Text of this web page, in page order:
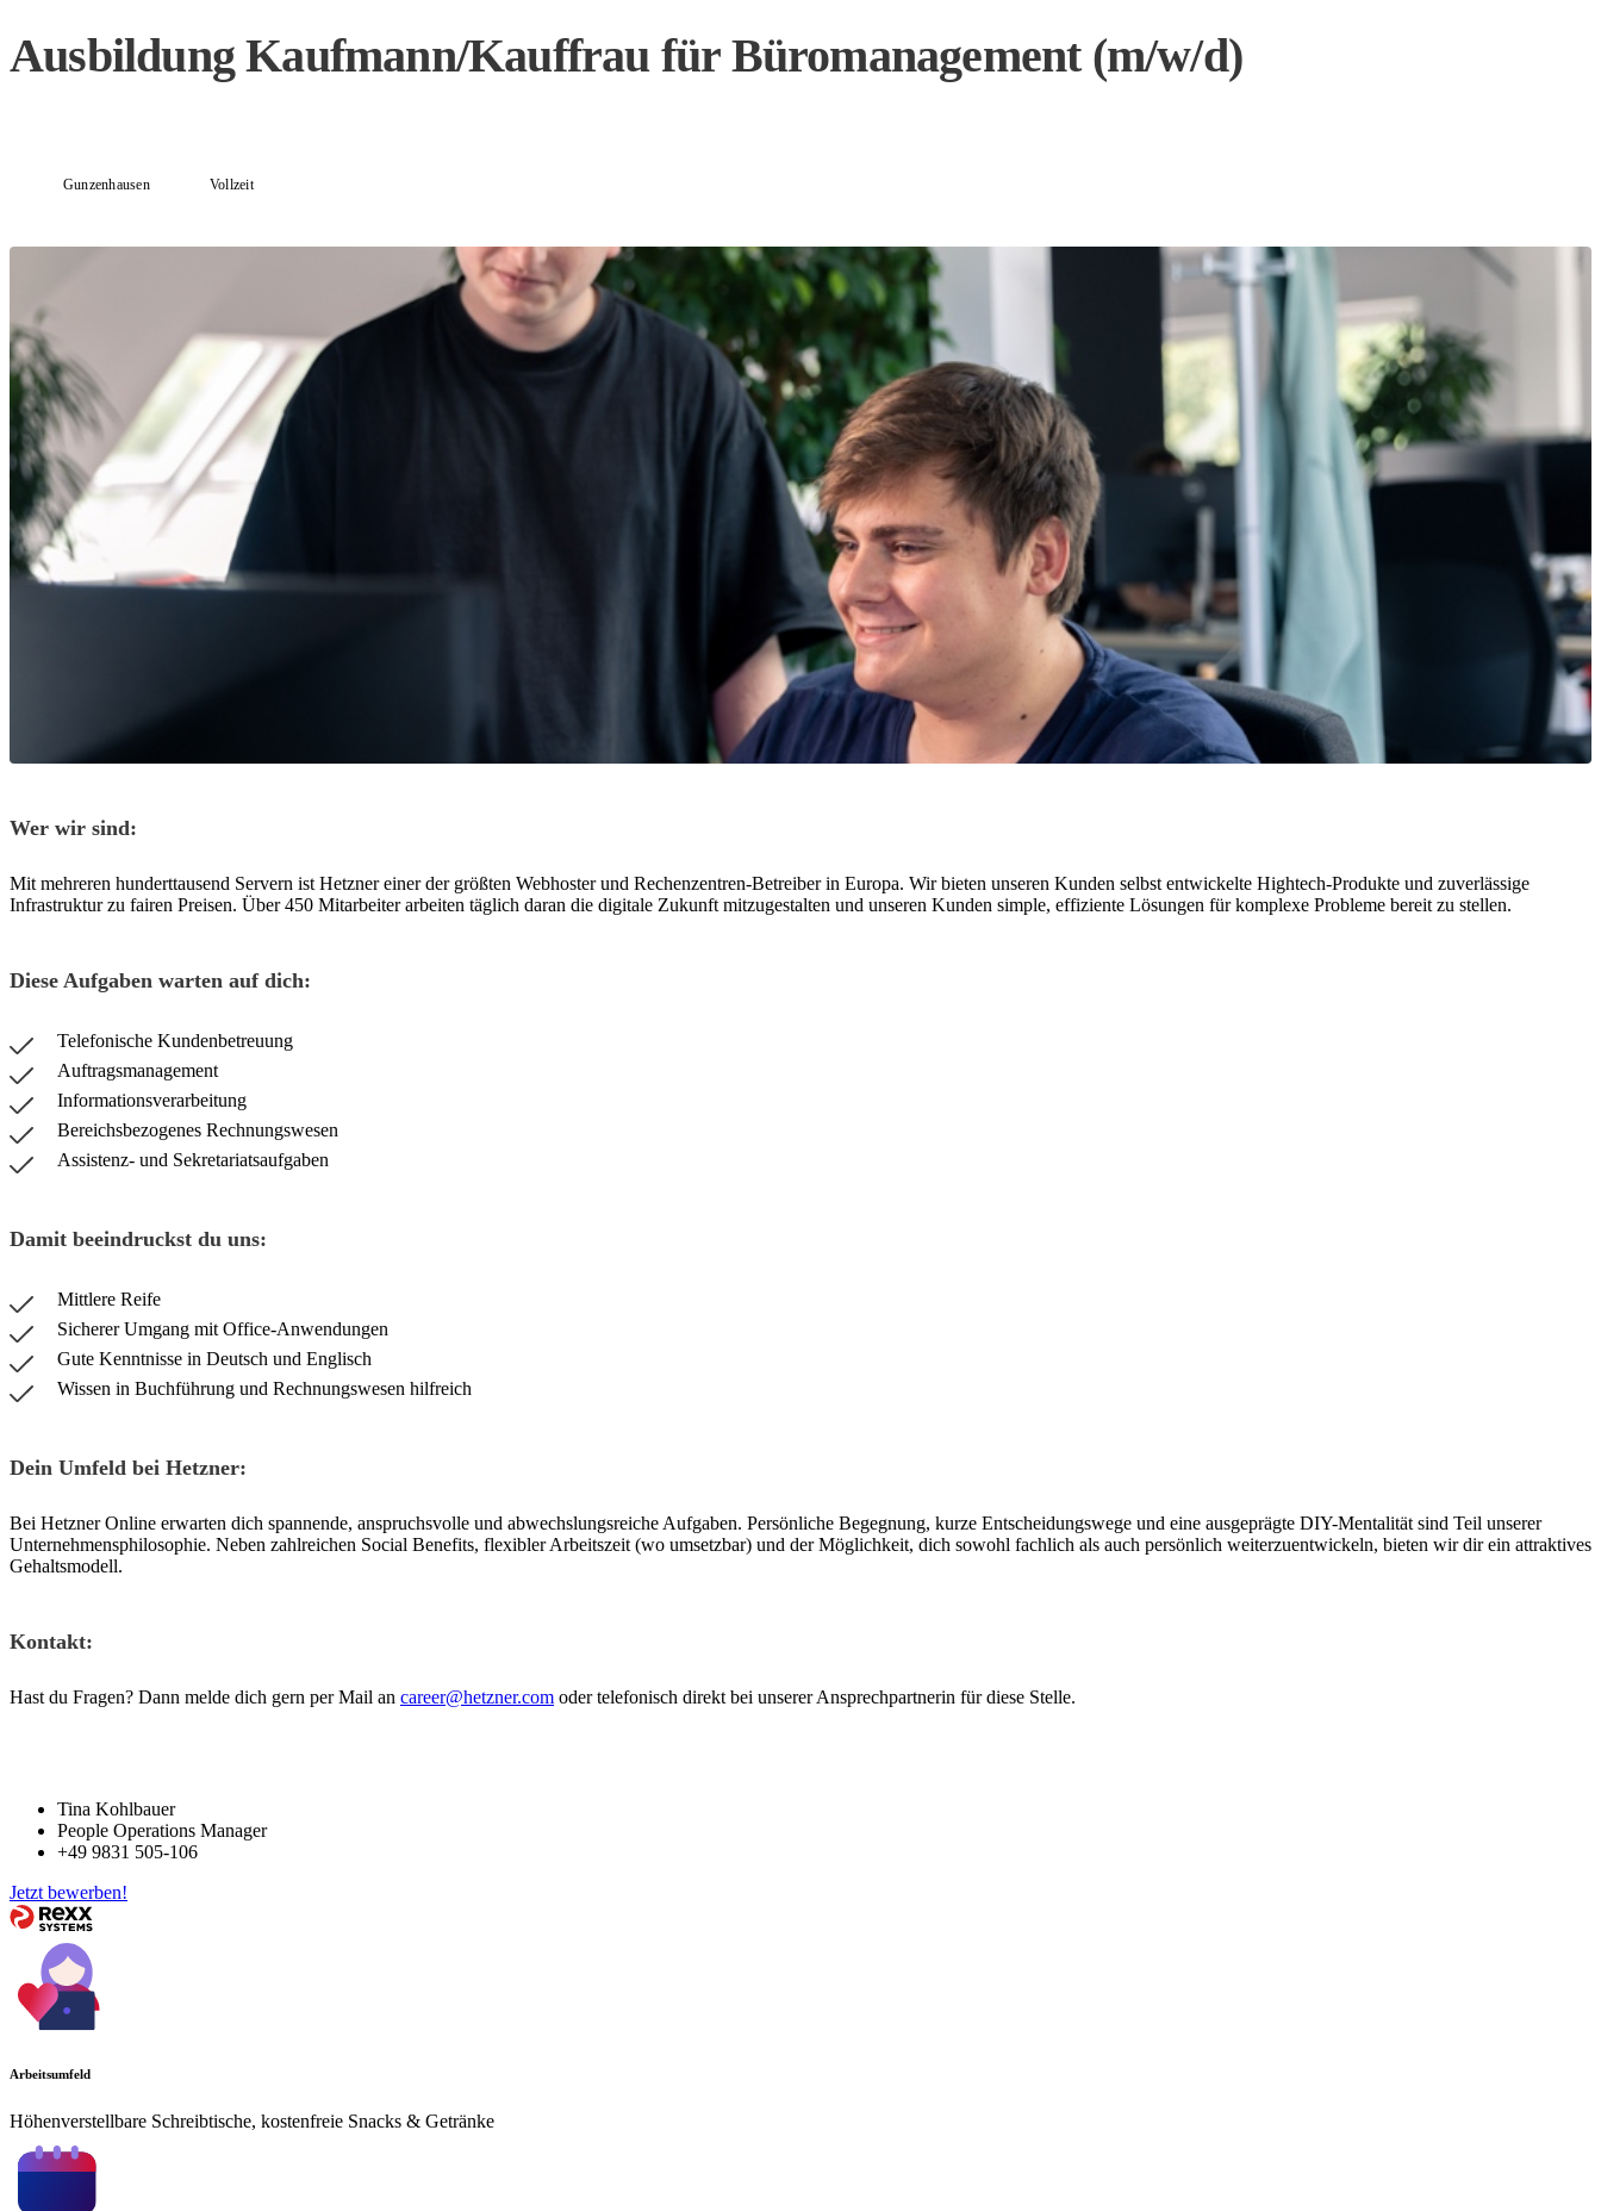
Ausbildung Kaufmann/Kauffrau für Büromanagement (m/w/d)
Gunzenhausen Vollzeit
Wer wir sind:
Mit mehreren hunderttausend Servern ist Hetzner einer der größten Webhoster und Rechenzentren-Betreiber in Europa. Wir bieten unseren Kunden selbst entwickelte Hightech-Produkte und zuverlässige
Infrastruktur zu fairen Preisen. Über 450 Mitarbeiter arbeiten täglich daran die digitale Zukunft mitzugestalten und unseren Kunden simple, effiziente Lösungen für komplexe Probleme bereit zu stellen.
Diese Aufgaben warten auf dich:
Telefonische Kundenbetreuung
Auftragsmanagement
Informationsverarbeitung
Bereichsbezogenes Rechnungswesen
Assistenz- und Sekretariatsaufgaben
Damit beeindruckst du uns:
Mittlere Reife
Sicherer Umgang mit Office-Anwendungen
Gute Kenntnisse in Deutsch und Englisch
Wissen in Buchführung und Rechnungswesen hilfreich
Dein Umfeld bei Hetzner:
Bei Hetzner Online erwarten dich spannende, anspruchsvolle und abwechslungsreiche Aufgaben. Persönliche Begegnung, kurze Entscheidungswege und eine ausgeprägte DIY-Mentalität sind Teil unserer
Unternehmensphilosophie. Neben zahlreichen Social Benefits, flexibler Arbeitszeit (wo umsetzbar) und der Möglichkeit, dich sowohl fachlich als auch persönlich weiterzuentwickeln, bieten wir dir ein attraktives
Gehaltsmodell.
Kontakt:
Hast du Fragen? Dann melde dich gern per Mail an career@hetzner.com oder telefonisch direkt bei unserer Ansprechpartnerin für diese Stelle.
Tina Kohlbauer
People Operations Manager
+49 9831 505-106
Jetzt bewerben!
Arbeitsumfeld
Höhenverstellbare Schreibtische, kostenfreie Snacks & Getränke